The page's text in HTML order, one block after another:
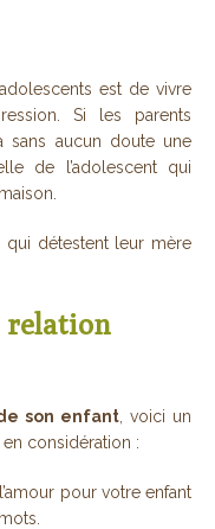
est de vivre
Si les parents
sans aucun doute une
de l’adolescent qui
qui détestent leur mère
relation
son enfant , voici un
considération :
pour votre enfant